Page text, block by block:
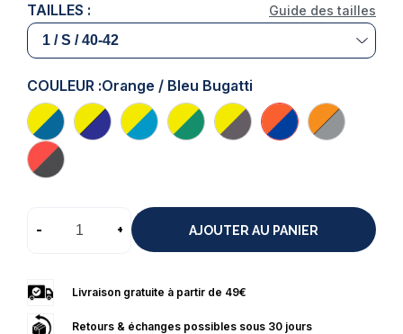
Guide des tailles
TAILLES :
COULEUR :Orange / Bleu Bugatti
- + AJOUTER AU PANIER
Livraison gratuite à partir de 49€
Retours & échanges possibles sous 30 jours